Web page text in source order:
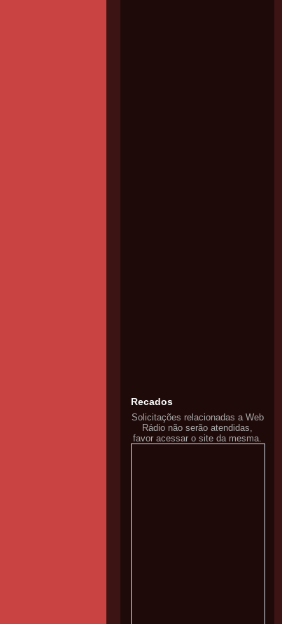
Recados
Solicitações relacionadas a Web
Rádio não serão atendidas,
favor acessar o site da mesma.